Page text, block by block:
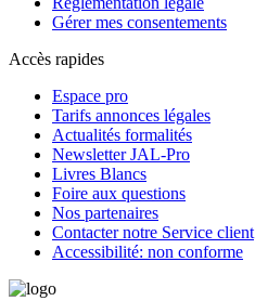
Gérer mes consentements
Accès rapides
Espace pro
Tarifs annonces légales
Actualités formalités
Newsletter JAL-Pro
Livres Blancs
Foire aux questions
Nos partenaires
Contacter notre Service client
Accessibilité: non conforme